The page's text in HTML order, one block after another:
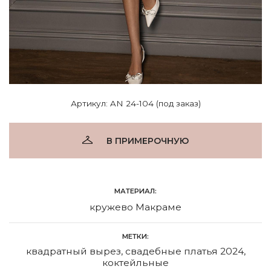
Артикул: AN 24-104 (под заказ)
В ПРИМЕРОЧНУЮ
МАТЕРИАЛ:
кружево Макраме
МЕТКИ:
квадратный вырез, свадебные платья 2024,
коктейльные